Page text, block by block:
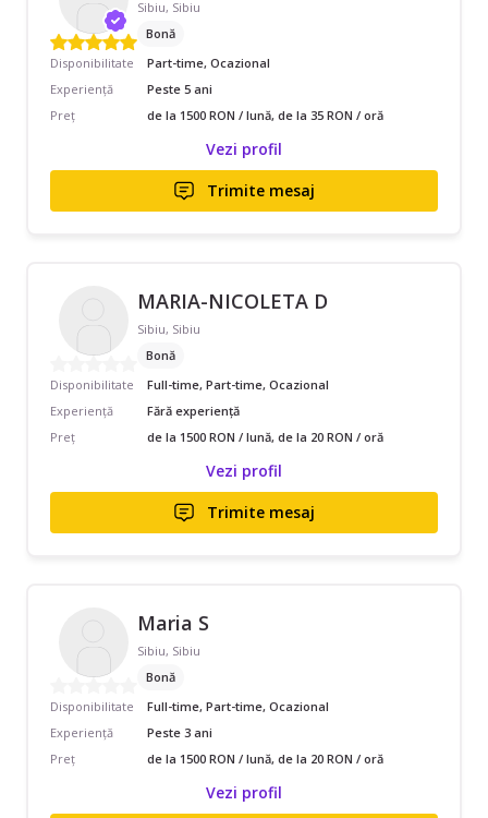
Sibiu, Sibiu
Bonă
Disponibilitate
Part-time, Ocazional
Experiență
Peste 5 ani
Preț
de la 1500 RON / lună, de la 35 RON / oră
Vezi profil
Trimite mesaj
MARIA-NICOLETA D
Sibiu, Sibiu
Bonă
Disponibilitate
Full-time, Part-time, Ocazional
Experiență
Fără experiență
Preț
de la 1500 RON / lună, de la 20 RON / oră
Vezi profil
Trimite mesaj
Maria S
Sibiu, Sibiu
Bonă
Disponibilitate
Full-time, Part-time, Ocazional
Experiență
Peste 3 ani
Preț
de la 1500 RON / lună, de la 20 RON / oră
Vezi profil